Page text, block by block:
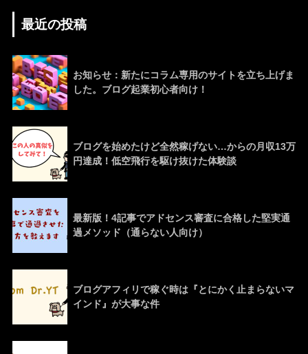
最近の投稿
お知らせ：新たにコラム専用のサイトを立ち上げま
した。ブログ起業初心者向け！
ブログを始めたけど全然稼げない…からの月収13万
円達成！低空飛行を駆け抜けた体験談
最新版！4記事でアドセンス審査に合格した堅実通
過メソッド（通らない人向け）
ブログアフィリで稼ぐ時は『とにかく止まらないマ
インド』が大事な件